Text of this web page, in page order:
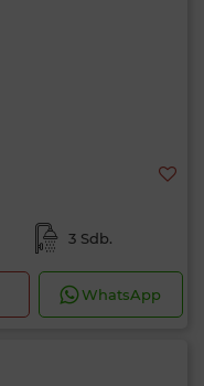
3 Sdb.
WhatsApp